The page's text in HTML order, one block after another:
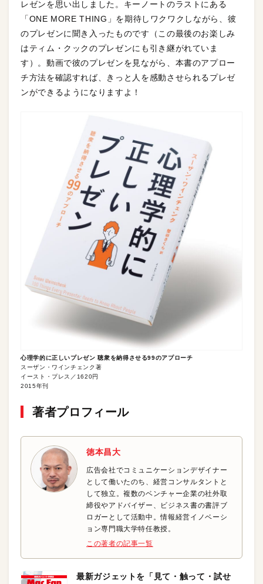
レゼンを思い出しました。キーノートのラストにある
「ONE MORE THING」を期待しワクワクしながら、彼
のプレゼンに聞き入ったものです（この最後のお楽しみ
はティム・クックのプレゼンにも引き継がれていま
す）。動画で彼のプレゼンを見ながら、本書のアプロー
チ方法を確認すれば、きっと人を感動させられるプレゼ
ンができるようになりますよ！
心理学的に正しいプレゼン 聴衆を納得させる99のアプローチ
スーザン・ワインチェンク著
イースト・プレス／1620円
2015年刊
著者プロフィール
徳本昌大
広告会社でコミュニケーションデザイナー
として働いたのち、経営コンサルタントと
して独立。複数のベンチャー企業の社外取
締役やアドバイザー、ビジネス書の書評ブ
ロガーとして活動中。情報経営イノベーシ
ョン専門職大学特任教授。
この著者の記事一覧
最新ガジェットを「見て・触って・試せ